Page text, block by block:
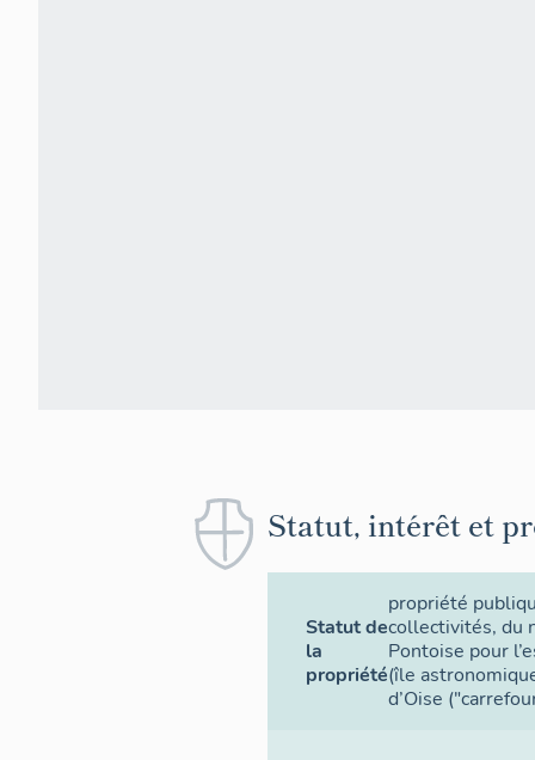
Statut, intérêt et
Statut de
la
propriété
propriété
collectivités, du
Pontoise pour
(île
d’Oise